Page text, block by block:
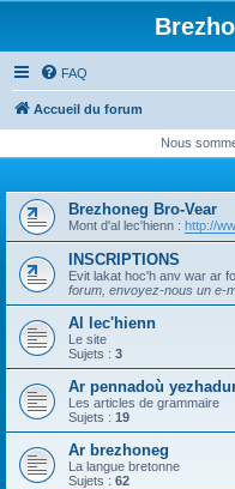
FAQ
Accueil du forum
Nous
Brezhoneg Bro-Vear
Mont d'al lec'hienn : http://
INSCRIPTIONS
Evit lakat hoc'h anv war ar
forum, envoyez-nous un e-
Al lec'hienn
Le site
Sujets : 3
Ar pennadoù
Les articles de grammaire
Sujets : 19
Ar brezhoneg
La langue bretonne
Sujets : 62